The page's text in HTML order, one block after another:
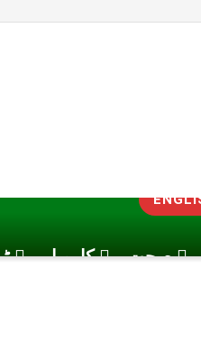
کاروبار صحت